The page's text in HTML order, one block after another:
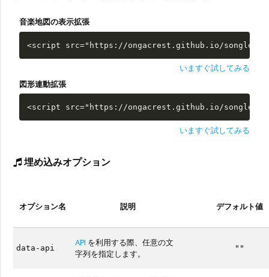
音楽地図の表示拡張
<script src="https://ongacrest.github.io/songle-
いますぐ試してみる
図形連動拡張
<script src="https://ongacrest.github.io/songle-
いますぐ試してみる
埋め込みオプション
オプション名 説明 デフォルト値
data-api
API を利用する際、任意の文
字列を指定します。
""